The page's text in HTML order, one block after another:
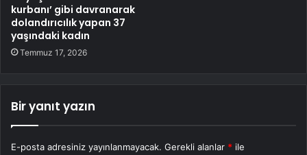
kurbanı’ gibi davranarak
dolandırıcılık yapan 37
yaşındaki kadın
Temmuz 17, 2026
Bir yanıt yazın
E-posta adresiniz yayınlanmayacak. Gerekli alanlar * ile